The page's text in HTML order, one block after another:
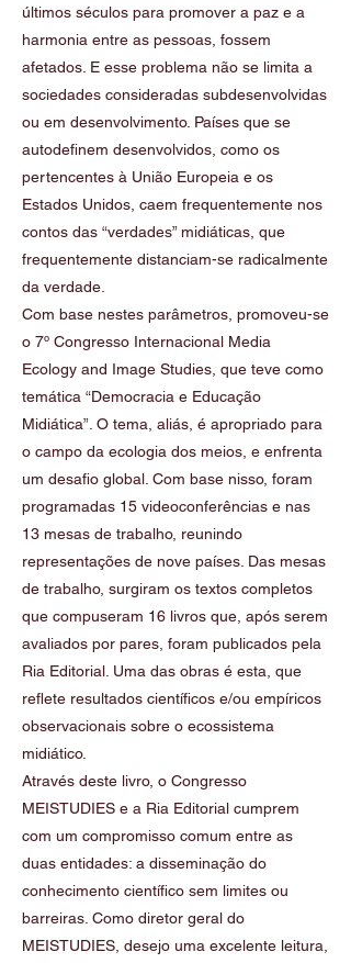
últimos séculos para promover a paz e a
harmonia entre as pessoas, fossem
afetados. E esse problema não se limita a
sociedades consideradas subdesenvolvidas
ou em desenvolvimento. Países que se
autodefinem desenvolvidos, como os
pertencentes à União Europeia e os
Estados Unidos, caem frequentemente nos
contos das “verdades” midiáticas, que
frequentemente distanciam-se radicalmente
da verdade.
Com base nestes parâmetros, promoveu-se
o 7º Congresso Internacional Media
Ecology and Image Studies, que teve como
temática “Democracia e Educação
Midiática”. O tema, aliás, é apropriado para
o campo da ecologia dos meios, e enfrenta
um desafio global. Com base nisso, foram
programadas 15 videoconferências e nas
13 mesas de trabalho, reunindo
representações de nove países. Das mesas
de trabalho, surgiram os textos completos
que compuseram 16 livros que, após serem
avaliados por pares, foram publicados pela
Ria Editorial. Uma das obras é esta, que
reflete resultados científicos e/ou empíricos
observacionais sobre o ecossistema
midiático.
Através deste livro, o Congresso
MEISTUDIES e a Ria Editorial cumprem
com um compromisso comum entre as
duas entidades: a disseminação do
conhecimento científico sem limites ou
barreiras. Como diretor geral do
MEISTUDIES, desejo uma excelente leitura,